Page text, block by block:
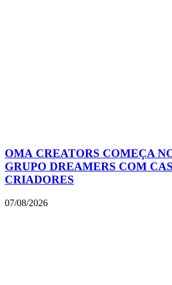
OMA CREATORS COMEÇA
GRUPO DREAMERS COM
CRIADORES
07/08/2026